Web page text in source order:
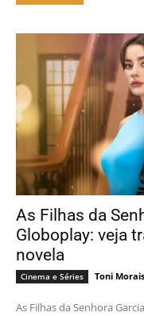
As Filhas da
Globoplay: veja
novela
Cinema e Séries Toni Morais
As Filhas da Senhora